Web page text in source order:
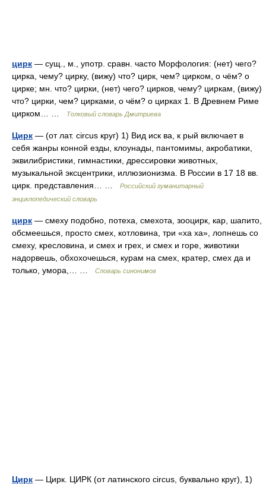
цирк — сущ., м., употр. сравн. часто Морфология: (нет) чего?
цирка, чему? цирку, (вижу) что? цирк, чем? цирком, о чём? о
цирке; мн. что? цирки, (нет) чего? цирков, чему? циркам, (вижу)
что? цирки, чем? цирками, о чём? о цирках 1. В Древнем Риме
цирком… …
Толковый словарь Дмитриева
Цирк — (от лат. circus круг) 1) Вид иск ва, к рый включает в
себя жанры конной езды, клоунады, пантомимы, акробатики,
эквилибристики, гимнастики, дрессировки животных,
музыкальной эксцентрики, иллюзионизма. В России в 17 18 вв.
цирк. представления… …
Российский гуманитарный
энциклопедический словарь
цирк — смеху подобно, потеха, смехота, зооцирк, кар, шапито,
обсмеешься, просто смех, котловина, три «ха ха», лопнешь со
смеху, кресловина, и смех и грех, и смех и горе, животики
надорвешь, обхохочешься, курам на смех, кратер, смех да и
только, умора,… …
Словарь синонимов
Цирк — Цирк. ЦИРК (от латинского circus, буквально круг), 1)